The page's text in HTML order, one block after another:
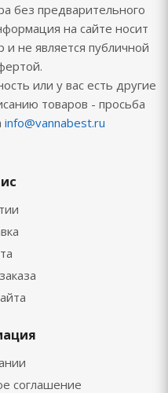
без предварительного
на сайте носит
и не является публичной
или у вас есть другие
товаров - просьба
info@vannabest.ru
соглашение